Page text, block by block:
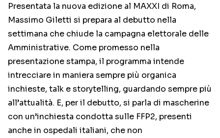
Presentata la nuova edizione al MAXXI di Roma,
Massimo Giletti si prepara al debutto nella
settimana che chiude la campagna elettorale delle
Amministrative. Come promesso nella
presentazione stampa, il programma intende
intrecciare in maniera sempre più organica
inchieste, talk e storytelling, guardando sempre più
all’attualità. E, per il debutto, si parla di mascherine
con un’inchiesta condotta sulle FFP2, presenti
anche in ospedali italiani, che non